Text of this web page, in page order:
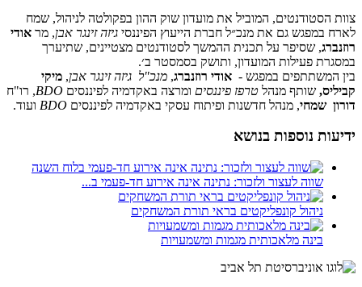
צוות הסטודנטים, המוביל את מועדון שוק ההון בפקולטה לניהול, שמח
לארח במפגש גם את מנכ״ל חברת הייעוץ הפיננסי גיזה זינגר אבן, מר אודי
רוזנברג, שסיפר על תכנית ההמשך לסטודנטים מצטיינים, שתיערך
במסגרת פעילות המועדון, ותושק בסמסטר ב׳.
בין המשתתפים במפגש - אודי רוזנברג, מנכ"ל גיזה זינגר אבן, מיקי
קביליס, שותף מנהל טרפז פיננסים ומרצה באקדמיה לפיננסים BDO, רו"ח
דורון שמחי, מנהל חדשנות ופיתוח עסקי באקדמיה לפיננסים BDO ועוד.
ידיעות נוספות בנושא
שווה לעצור ולזכור: נתינה אינה אירוע חד-פעמי ב...
ניהול קונפליקטים בראי תורת המשחקים
בינה מלאכותית מגמות ומשמעויות